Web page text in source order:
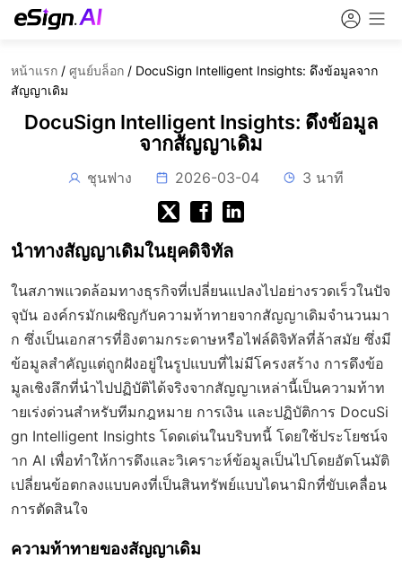
หน้าแรก / ศูนย์บล็อก / DocuSign Intelligent Insights: ดึงข้อมูลจาก
สัญญาเดิม
DocuSign Intelligent Insights: ดึงข้อมูล
จากสัญญาเดิม
ชุนฟาง 2026-03-04 3 นาที
นำทางสัญญาเดิมในยุคดิจิทัล
ในสภาพแวดล้อมทางธุรกิจที่เปลี่ยนแปลงไปอย่างรวดเร็วในปัจ
จุบัน องค์กรมักเผชิญกับความท้าทายจากสัญญาเดิมจำนวนมา
ก ซึ่งเป็นเอกสารที่อิงตามกระดาษหรือไฟล์ดิจิทัลที่ล้าสมัย ซึ่งมี
ข้อมูลสำคัญแต่ถูกฝังอยู่ในรูปแบบที่ไม่มีโครงสร้าง การดึงข้อ
มูลเชิงลึกที่นำไปปฏิบัติได้จริงจากสัญญาเหล่านี้เป็นความท้าท
ายเร่งด่วนสำหรับทีมกฎหมาย การเงิน และปฏิบัติการ DocuSi
gn Intelligent Insights โดดเด่นในบริบทนี้ โดยใช้ประโยชน์จ
าก AI เพื่อทำให้การดึงและวิเคราะห์ข้อมูลเป็นไปโดยอัตโนมัติ
เปลี่ยนข้อตกลงแบบคงที่เป็นสินทรัพย์แบบไดนามิกที่ขับเคลื่อน
การตัดสินใจ
ความท้าทายของสัญญาเดิม